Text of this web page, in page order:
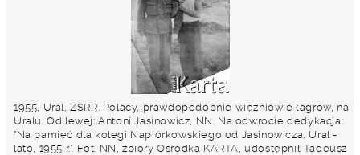
1955, Ural, ZSRR. Polacy, prawdopodobnie więźniowie łagrów, na
Uralu. Od lewej: Antoni Jasinowicz, NN. Na odwrocie dedykacja:
"Na pamięć dla kolegi Napiórkowskiego od Jasinowicza, Ural -
lato, 1955 r.". Fot. NN, zbiory Ośrodka KARTA, udostępnił Tadeusz